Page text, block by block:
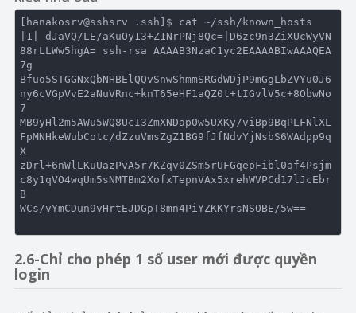
[hanakosrv@sshsrv .ssh]$ cat ~/ssh/ known_hosts
1 | dJaVQ /LE/aKuOy13+Z1NrPNj8Qc=|D6zc9n3ZiXUcWyVN
88rLLWw5hgA= ssh-rsa AAAAB3NzaC1yc2EAAAABIwAAAQEA
7g
Bfuo5STGGNxQbNHBElQQvSnwShmmSRGdWDjP9mGgLbZVYu0J6
ny6cVGpVvE2aNuVRnc+knT65eHF1aQZ0t+tIGvlV5c+8ObwNo
7
MB9yHl2m5AWu5WQ8UcI3ZmXNDapOw5UXKy /viBp9BqPLFNlXL
FpMNHkeWubCotc/dZzuVmsZgZ1BG9fJfNdvYjNsbS6WAdpp9q
X
zDrl+6nWlLKuUazPvA5r7KZqv0ZSm5rUFGqepFibl0af4Psjm
c8y1qVO4wqUm5sNMTBm2XofxTepnVAx5xrehWVPCd17lJcEbr
B
WCs /vYmCDun9vHrtEJDGpT8mn4PiYZKKYrsNSOBE/5w==
2.6-Chỉ cho phép 1 số user mới được quyền
login